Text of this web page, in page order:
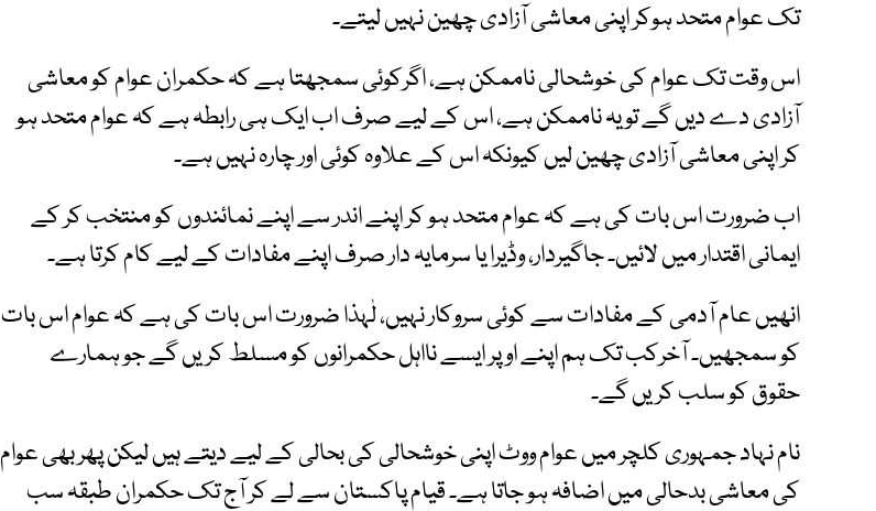
تک عوام متحد ہوکر اپنی معاشی آزادی چھین نہیں لیتے۔
اس وقت تک عوام کی خوشحالی ناممکن ہے، اگرکوئی سمجھتا ہے کہ حکمران عوام کو معاشی
آزادی دے دیں گے تو یہ ناممکن ہے، اس کے لیے صرف اب ایک ہی رابطہ ہے کہ عوام متحد ہو
کر اپنی معاشی آزادی چھین لیں کیونکہ اس کے علاوہ کوئی اور چارہ نہیں ہے۔
اب ضرورت اس بات کی ہے کہ عوام متحد ہو کر اپنے اندر سے اپنے نمائندوں کو منتخب کر کے
ایمانی اقتدار میں لائیں۔ جاگیردار، وڈیرا یا سرمایہ دار صرف اپنے مفادات کے لیے کام کرتا ہے۔
انھیں عام آدمی کے مفادات سے کوئی سروکار نہیں، لٰہذا ضرورت اس بات کی ہے کہ عوام اس بات
کو سمجھیں۔ آخرکب تک ہم اپنے اوپر ایسے نااہل حکمرانوں کو مسلط کریں گے جو ہمارے
حقوق کو سلب کریں گے۔
نام نہاد جمہوری کلچر میں عوام ووٹ اپنی خوشحالی کی بحالی کے لیے دیتے ہیں لیکن پھر بھی عوام
کی معاشی بدحالی میں اضافہ ہو جاتا ہے۔ قیام پاکستان سے لے کر آج تک حکمران طبقہ سب